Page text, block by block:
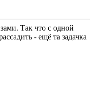
Так что с одной
- ещё та задачка